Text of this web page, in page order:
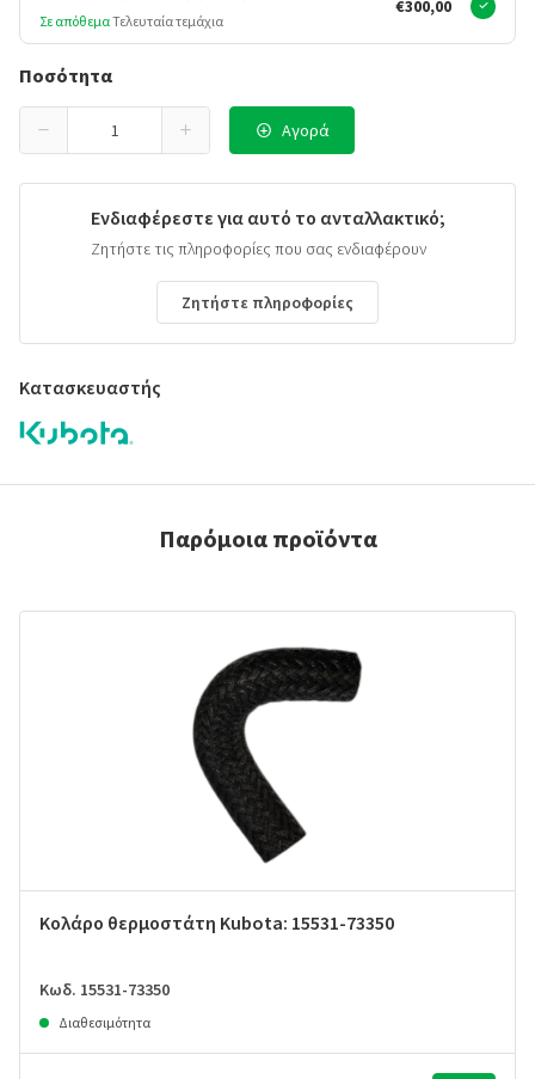
Σε απόθεμαΤελευταία τεμάχια
€300,00
Ποσότητα
Αγορά
Ενδιαφέρεστε για αυτό το ανταλλακτικό;
Ζητήστε τις πληροφορίες που σας ενδιαφέρουν
Ζητήστε πληροφορίες
Κατασκευαστής
Παρόμοια προϊόντα
Κολάρο θερμοστάτη Kubota: 15531-73350
Κωδ. 15531-73350
Διαθεσιμότητα